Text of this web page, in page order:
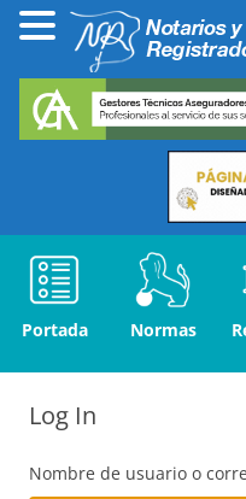
Portada Normas
Log In
Nombre de usuario o